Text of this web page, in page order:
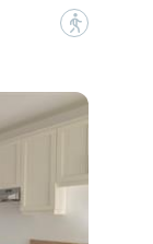
?